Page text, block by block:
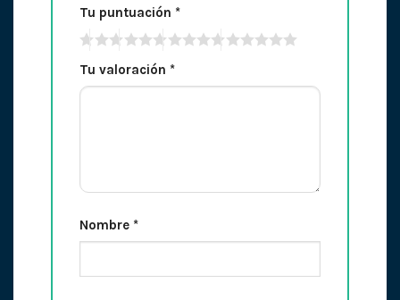
Tu puntuación *
Tu valoración *
Nombre *